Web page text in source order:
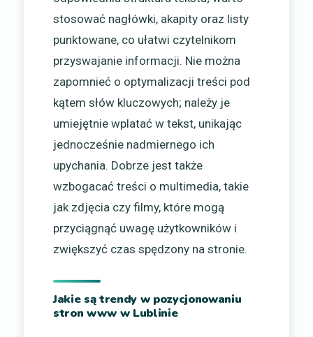
stosować nagłówki, akapity oraz listy
punktowane, co ułatwi czytelnikom
przyswajanie informacji. Nie można
zapomnieć o optymalizacji treści pod
kątem słów kluczowych; należy je
umiejętnie wplatać w tekst, unikając
jednocześnie nadmiernego ich
upychania. Dobrze jest także
wzbogacać treści o multimedia, takie
jak zdjęcia czy filmy, które mogą
przyciągnąć uwagę użytkowników i
zwiększyć czas spędzony na stronie.
Jakie są trendy w pozycjonowaniu
stron www w Lublinie